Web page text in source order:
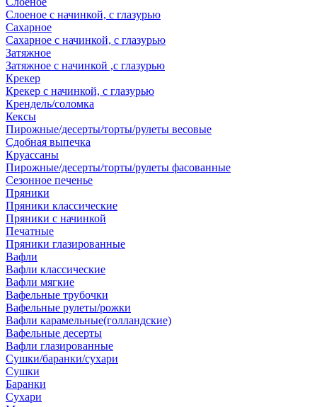
Слоеное с начинкой, с глазурью
Сахарное
Сахарное с начинкой, с глазурью
Затяжное
Затяжное с начинкой ,с глазурью
Крекер
Крекер с начинкой, с глазурью
Крендель/соломка
Кексы
Пирожные/десерты/торты/рулеты весовые
Сдобная выпечка
Круассаны
Пирожные/десерты/торты/рулеты фасованные
Сезонное печенье
Пряники
Пряники классические
Пряники с начинкой
Печатные
Пряники глазированные
Вафли
Вафли классические
Вафли мягкие
Вафельные трубочки
Вафельные рулеты/рожки
Вафли карамельные(голландские)
Вафельные десерты
Вафли глазированные
Сушки/баранки/сухари
Сушки
Баранки
Сухари